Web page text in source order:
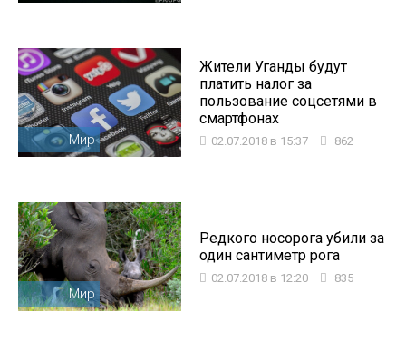
Мир
Жители Уганды будут
платить налог за
пользование соцсетями в
смартфонах
02.07.2018 в 15:37 862
Мир
Редкого носорога убили за
один сантиметр рога
02.07.2018 в 12:20 835